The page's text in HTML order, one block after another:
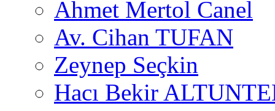
Ahmet Mertol Canel
Av. Cihan TUFAN
Zeynep Seçkin
Hacı Bekir